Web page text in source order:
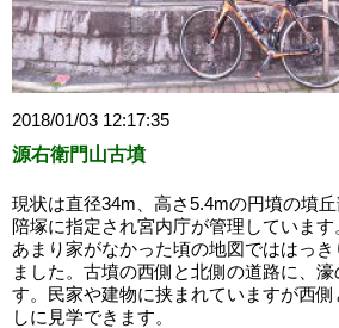
2018/01/03 12:17:35
源右衛門山古墳
現状は直径34m、高さ5.4mの円墳の墳
陪塚に指定され宮内庁が管理しています
あまり家がなかった頃の地図でははっ
ました。古墳の西側と北側の道路に、
す。民家や建物に挟まれていますが西
しに見学できます。